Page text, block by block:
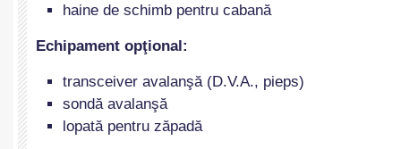
haine de schimb pentru cabană
Echipament opţional:
transceiver avalanşă (D.V.A., pieps)
sondă avalanşă
lopată pentru zăpadă